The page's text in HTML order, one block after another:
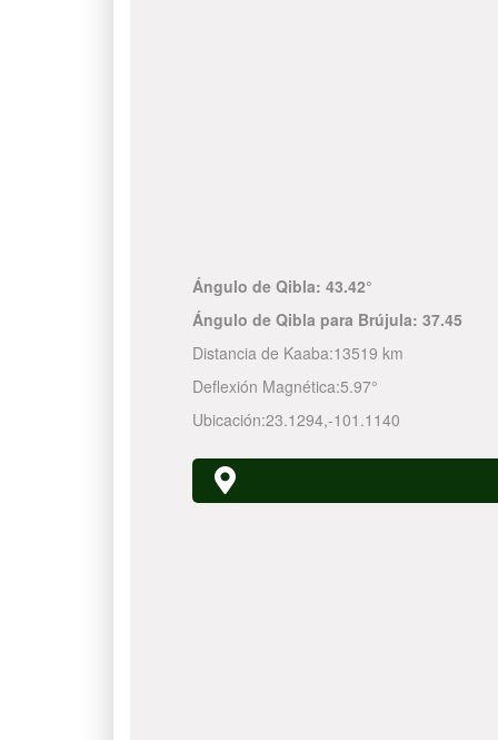
Ángulo de Qibla: 43.42°
Ángulo de Qibla para Brújula: 37.45
Distancia de Kaaba:13519 km
Deflexión Magnética:5.97°
Ubicación:23.1294,-101.1140